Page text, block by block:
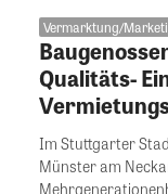
Vermarktung/
Qualitäts-
Im Stuttgarter
Münster am